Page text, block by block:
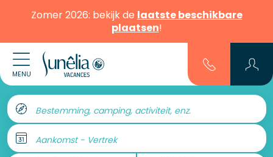
Zomer 2026: bekijk de laatste beschikbare
plaatsen!
MENU
Bestemming, camping, activiteit, enz.
Aankomst - Vertrek